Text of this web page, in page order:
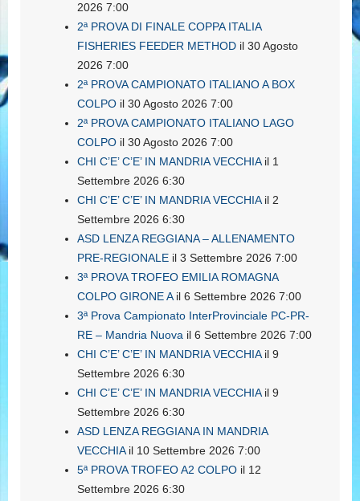
2026 7:00
2ª PROVA DI FINALE COPPA ITALIA
FISHERIES FEEDER METHOD il 30 Agosto
2026 7:00
2ª PROVA CAMPIONATO ITALIANO A BOX
COLPO il 30 Agosto 2026 7:00
2ª PROVA CAMPIONATO ITALIANO LAGO
COLPO il 30 Agosto 2026 7:00
CHI C’E’ C’E’ IN MANDRIA VECCHIAil 1
Settembre 2026 6:30
CHI C’E’ C’E’ IN MANDRIA VECCHIAil 2
Settembre 2026 6:30
ASD LENZA REGGIANA – ALLENAMENTO
PRE-REGIONALE il 3 Settembre 2026 7:00
3ª PROVA TROFEO EMILIA ROMAGNA
COLPO GIRONE Ail 6 Settembre 2026 7:00
3ª Prova Campionato InterProvinciale PC-PR-
RE – Mandria Nuova il 6 Settembre 2026 7:00
CHI C’E’ C’E’ IN MANDRIA VECCHIAil 9
Settembre 2026 6:30
CHI C’E’ C’E’ IN MANDRIA VECCHIAil 9
Settembre 2026 6:30
ASD LENZA REGGIANA IN MANDRIA
VECCHIAil 10 Settembre 2026 7:00
5ª PROVA TROFEO A2 COLPO il 12
Settembre 2026 6:30